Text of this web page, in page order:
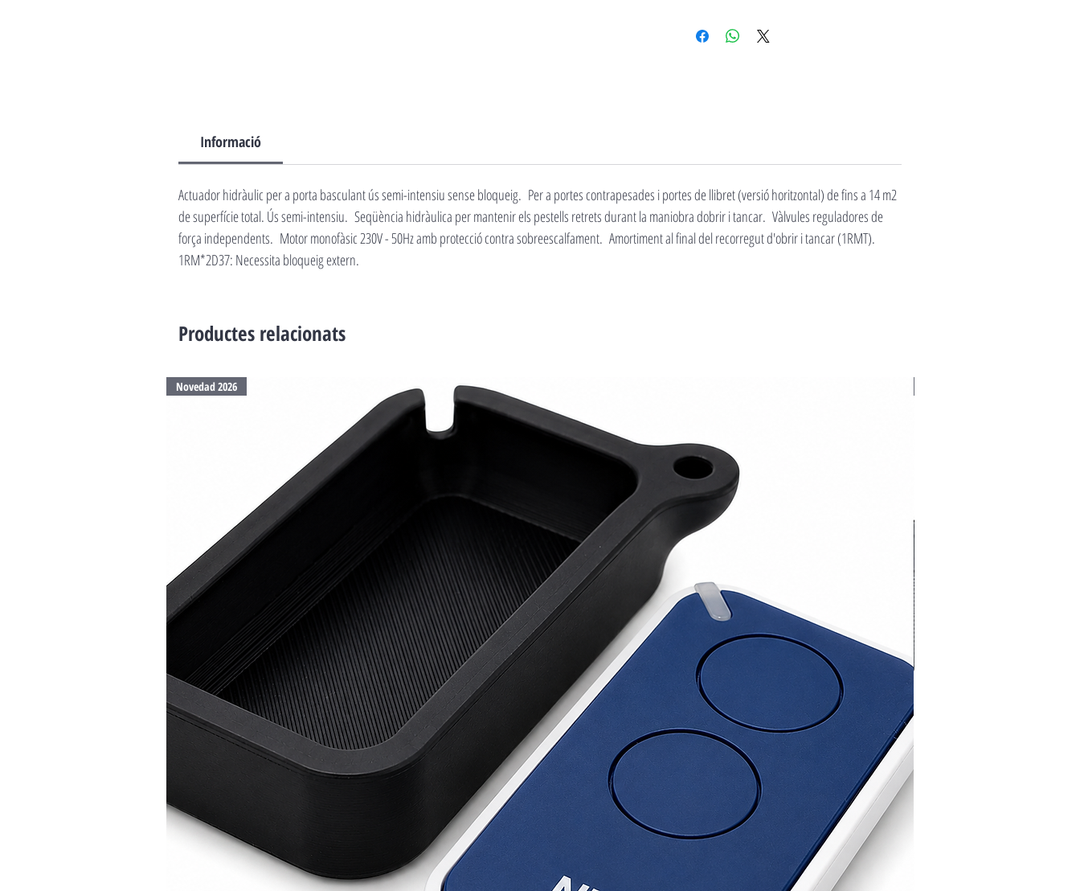
Informació
Actuador hidràulic per a porta basculant ús semi-intensiu sense bloqueig. Per a portes contrapesades i portes de llibret (versió horitzontal) de fins a 14 m2
de superfície total. Ús semi-intensiu. Seqüència hidràulica per mantenir els pestells retrets durant la maniobra dobrir i tancar. Vàlvules reguladores de
força independents. Motor monofàsic 230V - 50Hz amb protecció contra sobreescalfament. Amortiment al final del recorregut d'obrir i tancar (1RMT).
1RM*2D37: Necessita bloqueig extern.
Productes relacionats
Novedad 2026